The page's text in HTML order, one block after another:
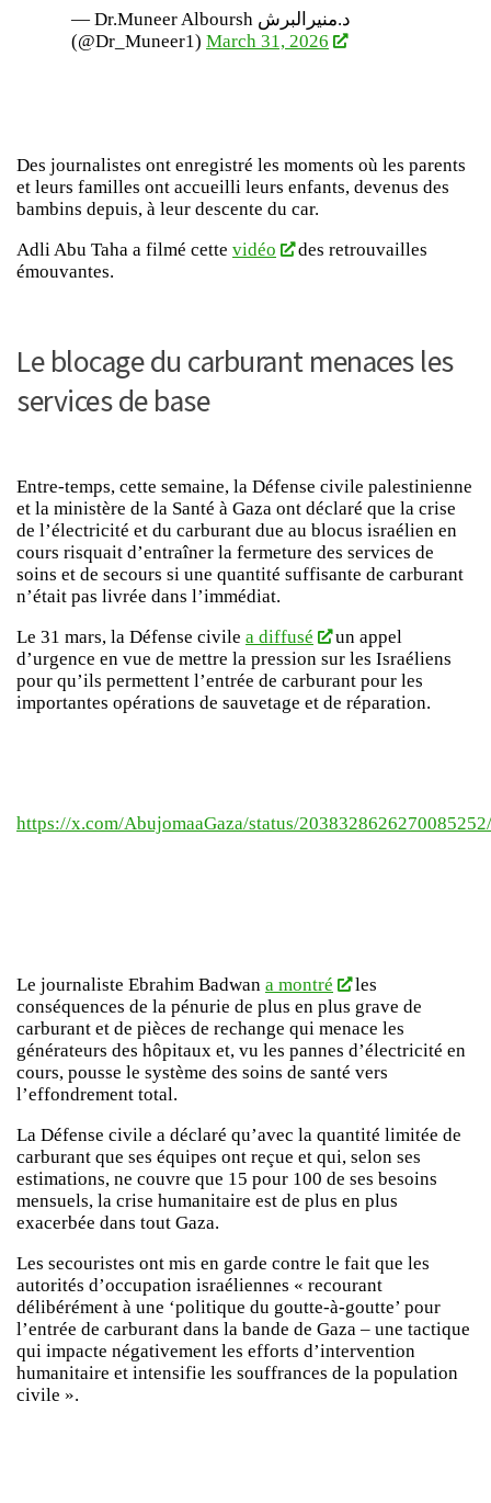
— Dr.Muneer Alboursh د.منيرالبرش
(@Dr_Muneer1) March 31, 2026
Des journalistes ont enregistré les moments où les parents
et leurs familles ont accueilli leurs enfants, devenus des
bambins depuis, à leur descente du car.
Adli Abu Taha a filmé cette vidéo
des retrouvailles
émouvantes.
Le blocage du carburant menaces les
services de base
Entre-temps, cette semaine, la Défense civile palestinienne
et la ministère de la Santé à Gaza ont déclaré que la crise
de l’électricité et du carburant due au blocus israélien en
cours risquait d’entraîner la fermeture des services de
soins et de secours si une quantité suffisante de carburant
n’était pas livrée dans l’immédiat.
Le 31 mars, la Défense civile a diffusé
un appel
d’urgence en vue de mettre la pression sur les Israéliens
pour qu’ils permettent l’entrée de carburant pour les
importantes opérations de sauvetage et de réparation.
https://x.com/AbujomaaGaza/status/
Le journaliste Ebrahim Badwan a montré
les
conséquences de la pénurie de plus en plus grave de
carburant et de pièces de rechange qui menace les
générateurs des hôpitaux et, vu les pannes d’électricité en
cours, pousse le système des soins de santé vers
l’effondrement total.
La Défense civile a déclaré qu’avec la quantité limitée de
carburant que ses équipes ont reçue et qui, selon ses
estimations, ne couvre que 15 pour 100 de ses besoins
mensuels, la crise humanitaire est de plus en plus
exacerbée dans tout Gaza.
Les secouristes ont mis en garde contre le fait que les
autorités d’occupation israéliennes « recourant
délibérément à une ‘politique du goutte-à-goutte’ pour
l’entrée de carburant dans la bande de Gaza – une tactique
qui impacte négativement les efforts d’intervention
humanitaire et intensifie les souffrances de la population
civile ».